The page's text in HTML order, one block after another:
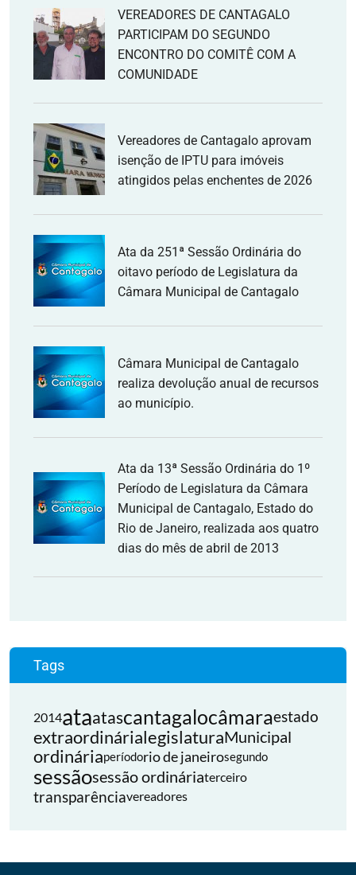
VEREADORES DE CANTAGALO
PARTICIPAM DO SEGUNDO
ENCONTRO DO COMITÊ COM A
COMUNIDADE
Vereadores de Cantagalo aprovam
isenção de IPTU para imóveis
atingidos pelas enchentes de 2026
Ata da 251ª Sessão Ordinária do
oitavo período de Legislatura da
Câmara Municipal de Cantagalo
Câmara Municipal de Cantagalo
realiza devolução anual de recursos
ao município.
Ata da 13ª Sessão Ordinária do 1º
Período de Legislatura da Câmara
Municipal de Cantagalo, Estado do
Rio de Janeiro, realizada aos quatro
dias do mês de abril de 2013
Tags
2014ataatascantagalocâmaraestado
extraordinárialegislaturaMunicipal
ordináriaperíodorio de janeirosegundo
sessãosessão ordináriaterceiro
transparênciavereadores